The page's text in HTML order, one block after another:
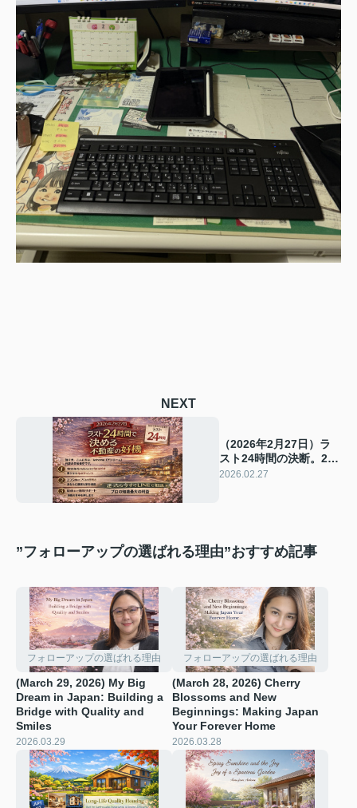
NEXT
（2026年2月27日）ラ
スト24時間の決断。235
棟の現場を見てきた私
2026.02.27
”フォローアップの選ばれる理由”おすすめ記事
フォローアップの選ばれる理由
(March 29, 2026) My Big
Dream in Japan: Building a
Bridge with Quality and
Smiles
2026.03.29
フォローアップの選ばれる理由
(March 28, 2026) Cherry
Blossoms and New
Beginnings: Making Japan
Your Forever Home
2026.03.28